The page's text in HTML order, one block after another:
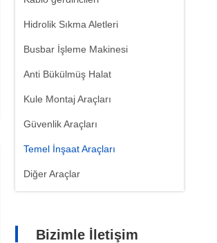
Hidrolik Sıkma Aletleri
Busbar İşleme Makinesi
Anti Bükülmüş Halat
Kule Montaj Araçları
Güvenlik Araçları
Temel İnşaat Araçları
Diğer Araçlar
Bizimle İletişim